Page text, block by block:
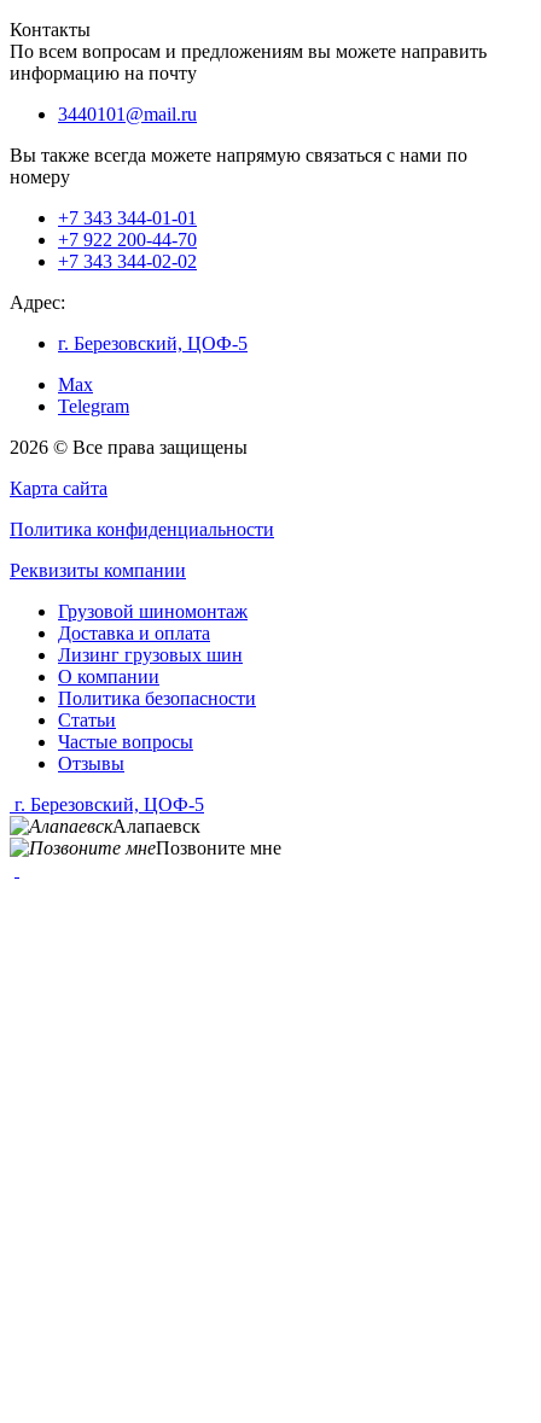
Контакты
По всем вопросам и предложениям вы можете направить
информацию на почту
3440101@mail.ru
Вы также всегда можете напрямую связаться с нами по
номеру
+7 343 344-01-01
+7 922 200-44-70
+7 343 344-02-02
Адрес:
г. Березовский, ЦОФ-5
Max
Telegram
2026 © Все права защищены
Карта сайта
Политика конфиденциальности
Реквизиты компании
Грузовой шиномонтаж
Доставка и оплата
Лизинг грузовых шин
О компании
Политика безопасности
Статьи
Частые вопросы
Отзывы
г. Березовский, ЦОФ-5
Алапаевск
Позвоните мне